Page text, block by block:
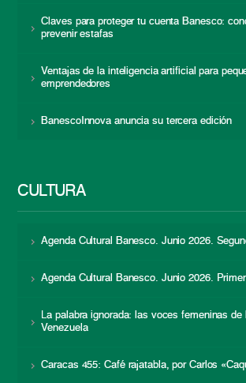
Claves para proteger tu cuenta Banesco:
prevenir estafas
Ventajas de la inteligencia artificial para
emprendedores
BanescoInnova anuncia su tercera edición
CULTURA
Agenda Cultural Banesco. Junio 2026.
Agenda Cultural Banesco. Junio 2026.
La palabra ignorada: las voces femeninas de
Venezuela
Caracas 455: Café rajatabla, por Carlos